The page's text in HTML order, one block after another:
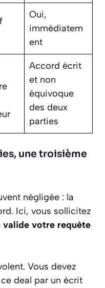
Oui,
immédiatem
ent
Accord écrit
et non
équivoque
des deux
parties
une troisième
négligée : la
Ici, vous sollicitez
valide votre requête
Vous devez
deal par un écrit